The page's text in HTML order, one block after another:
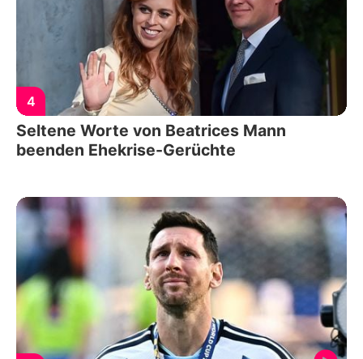
4
Seltene Worte von Beatrices Mann
beenden Ehekrise-Gerüchte